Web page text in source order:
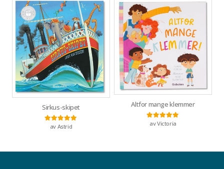
Sirkus-skipet
Vurdert5
av Astrid
Altfor mange klemmer
Vurdert5av 5
av Victoria